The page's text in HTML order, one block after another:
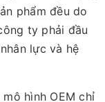
phẩm đều do
ty phải đầu
lực và hệ
hình OEM chỉ